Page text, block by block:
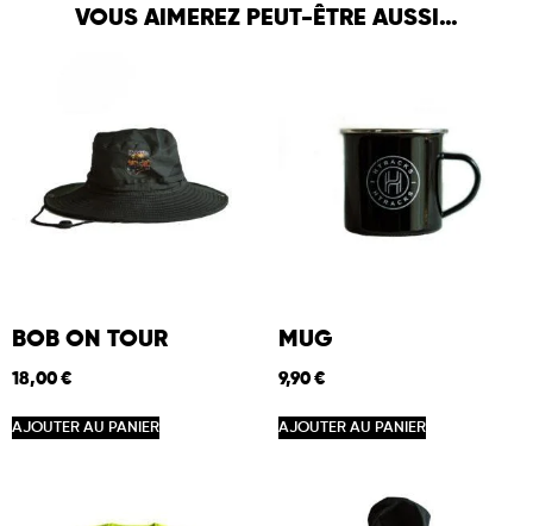
VOUS AIMEREZ PEUT-ÊTRE AUSSI…
BOB ON TOUR
18,00 €
AJOUTER AU PANIER
MUG
9,90 €
AJOUTER AU PANIER